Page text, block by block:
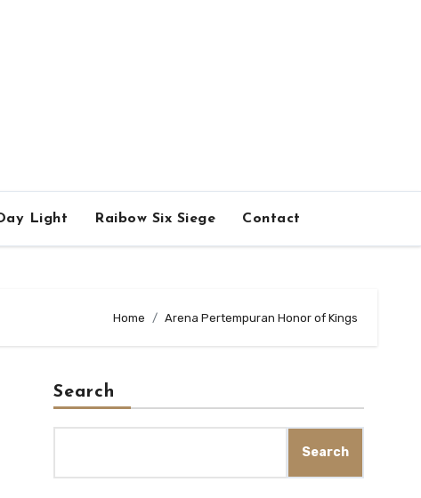
Light Raibow Six Siege Contact
Home Arena Pertempuran Honor of Kings
Search
Search